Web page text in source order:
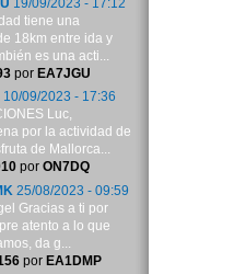
19/09/2023 - 17:12
tiene una
18km entre ida y
es una acti...
por EA7JGU
10/09/2023 - 17:36
Luc,
por la actividad de
de Mallorca...
por ON7DQ
25/08/2023 - 09:59
Gracias a ti por
atento a lo que
da g...
por EA1DMP